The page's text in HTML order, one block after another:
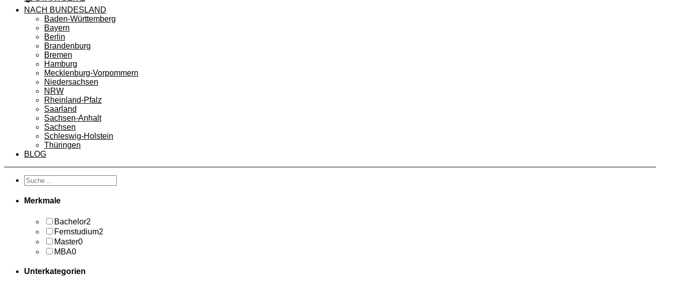
NACH BUNDESLAND
Baden-Württemberg
Bayern
Berlin
Brandenburg
Bremen
Hamburg
Mecklenburg-Vorpommern
Niedersachsen
NRW
Rheinland-Pfalz
Saarland
Sachsen-Anhalt
Sachsen
Schleswig-Holstein
Thüringen
BLOG
Merkmale
Bachelor2
Fernstudium2
Master0
MBA0
Unterkategorien